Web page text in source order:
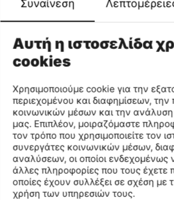
Description
Medium support sports bra with all-
Rounded neckline, regular straps,
Freddy print on the front completes
This model is made of recycled
by Freddy that offers optimum
thermoregulation, produced from
transformed into new fibres: an eco-
encourage change and support the
planet. Perfect for your next workout
Συναίνεση
Αυτή η ιστοσελίδα
cookies
Χρησιμοποιούμε cookie για την
περιεχομένου και διαφημίσεων, την
κοινωνικών μέσων και την ανάλυση
μας. Επιπλέον, μοιραζόμαστε
τον τρόπο που χρησιμοποιείτε τον
συνεργάτες κοινωνικών μέσων,
αναλύσεων, οι οποίοι ενδεχομένως
άλλες πληροφορίες που τους έχετε
οποίες έχουν συλλέξει σε σχέση με
χρήση των υπηρεσιών τους.